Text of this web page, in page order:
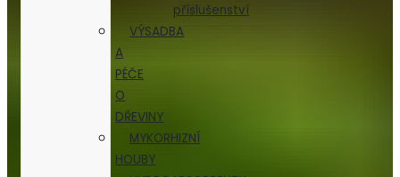
příslušenství
VÝSADBA
A
PÉČE
O
DŘEVINY
MYKORHIZNÍ
HOUBY